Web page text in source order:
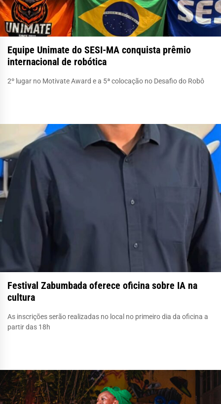
Equipe Unimate do SESI-MA conquista prêmio
internacional de robótica
2º lugar no Motivate Award e a 5ª colocação no Desafio do Robô
Festival Zabumbada oferece oficina sobre IA na
cultura
As inscrições serão realizadas no local no primeiro dia da oficina a
partir das 18h